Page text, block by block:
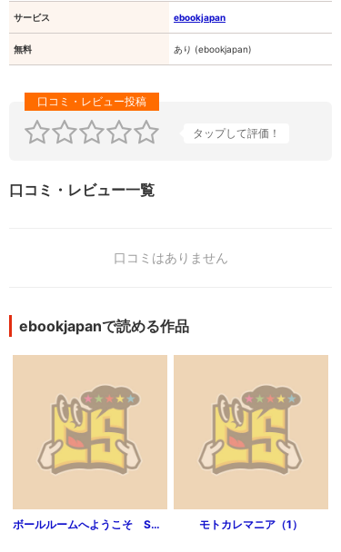
サービス ebookjapan
無料 あり (ebookjapan)
タップして評価！
口コミ・レビュー一覧
口コミはありません
ebookjapanで読める作品
ボールルームへようこそ Sweep over the Dance hall．（1） モトカレマニア（1）